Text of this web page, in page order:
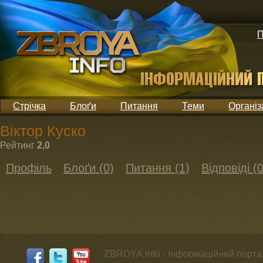
Стрічка Блоґи Питання Теми
Віктор Куско
Рейтинг 2,0
Профіль Блоґи (0) Питання (1) Відповіді
ZBROYA.info - Інформаційний